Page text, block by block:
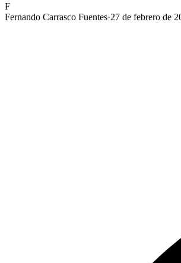
F
Fernando Carrasco Fuentes·27 de febrero de